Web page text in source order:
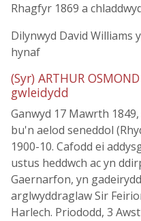
Rhagfyr 1869 a
Dilynwyd David Williams
hynaf
(Syr) ARTHUR
gwleidydd
Ganwyd 17 Mawrth
bu'n aelod seneddol
1900-10. Cafodd ei
ustus heddwch ac yn
Gaernarfon, yn
arglwyddraglaw Sir
Harlech. Priododd, 3